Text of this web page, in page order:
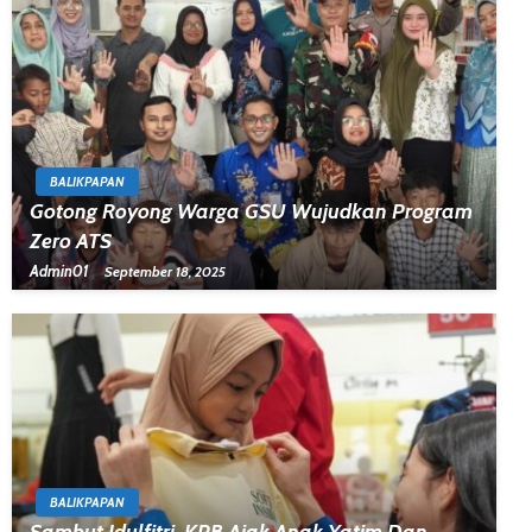
BALIKPAPAN
Gotong Royong Warga GSU Wujudkan Program
Zero ATS
Admin01 September 18, 2025
BALIKPAPAN